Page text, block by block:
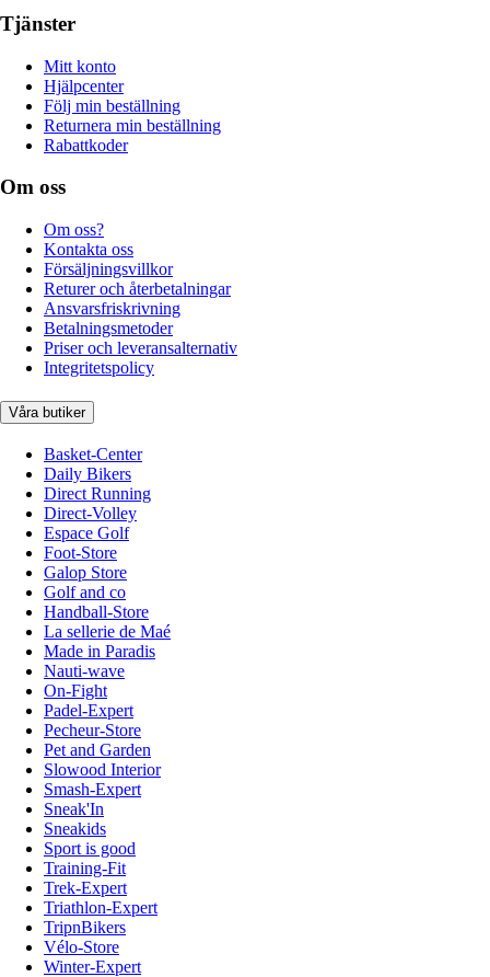
Tjänster
Mitt konto
Hjälpcenter
Följ min beställning
Returnera min beställning
Rabattkoder
Om oss
Om oss?
Kontakta oss
Försäljningsvillkor
Returer och återbetalningar
Ansvarsfriskrivning
Betalningsmetoder
Priser och leveransalternativ
Integritetspolicy
Våra butiker
Basket-Center
Daily Bikers
Direct Running
Direct-Volley
Espace Golf
Foot-Store
Galop Store
Golf and co
Handball-Store
La sellerie de Maé
Made in Paradis
Nauti-wave
On-Fight
Padel-Expert
Pecheur-Store
Pet and Garden
Slowood Interior
Smash-Expert
Sneak'In
Sneakids
Sport is good
Training-Fit
Trek-Expert
Triathlon-Expert
TripnBikers
Vélo-Store
Winter-Expert